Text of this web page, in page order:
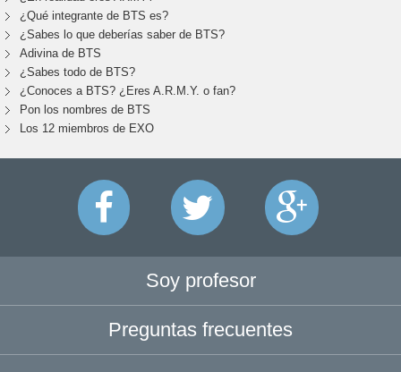
¿Qué integrante de BTS es?
¿Sabes lo que deberías saber de BTS?
Adivina de BTS
¿Sabes todo de BTS?
¿Conoces a BTS? ¿Eres A.R.M.Y. o fan?
Pon los nombres de BTS
Los 12 miembros de EXO
Soy profesor
Preguntas frecuentes